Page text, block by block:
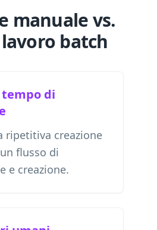
manuale vs.
batch
di
ripetitiva creazione
flusso di
e creazione.